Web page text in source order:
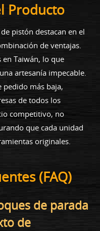
Producto
pistón destacan en el
de ventajas.
Taiwán, lo que
artesanía impecable.
pedido más baja,
de todos los
competitivo, no
que cada unidad
originales.
(FAQ)
de parada
de